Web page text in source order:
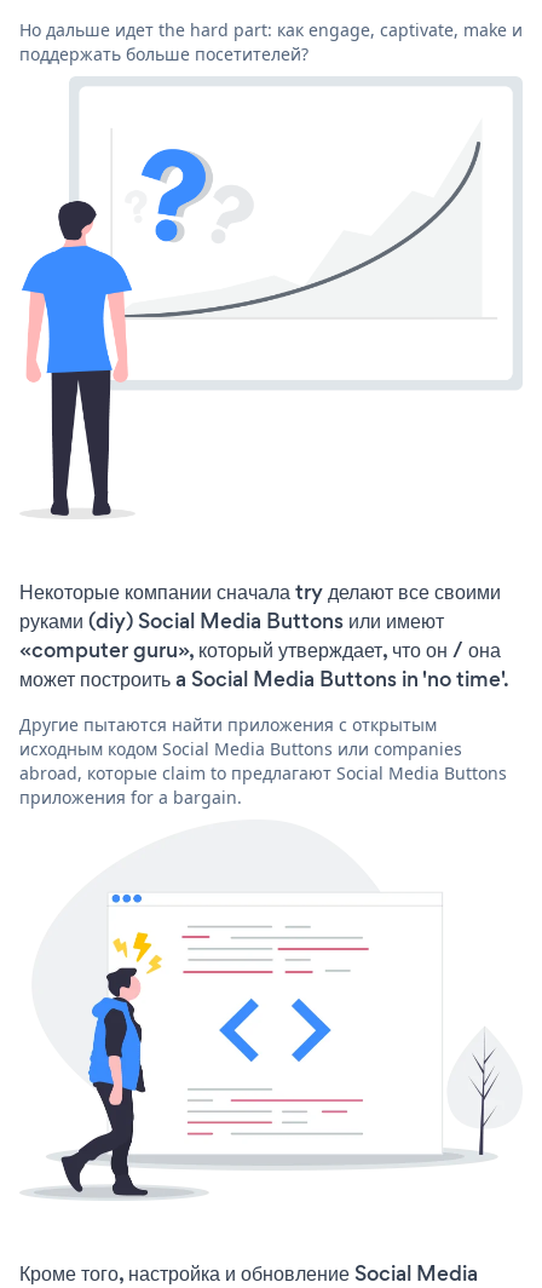
Но дальше идет the hard part: как engage, captivate, make и
поддержать больше посетителей?
Некоторые компании сначала try делают все своими
руками (diy) Social Media Buttons или имеют
«computer guru», который утверждает, что он / она
может построить a Social Media Buttons in 'no time'.
Другие пытаются найти приложения с открытым
исходным кодом Social Media Buttons или companies
abroad, которые claim to предлагают Social Media Buttons
приложения for a bargain.
Кроме того, настройка и обновление Social Media